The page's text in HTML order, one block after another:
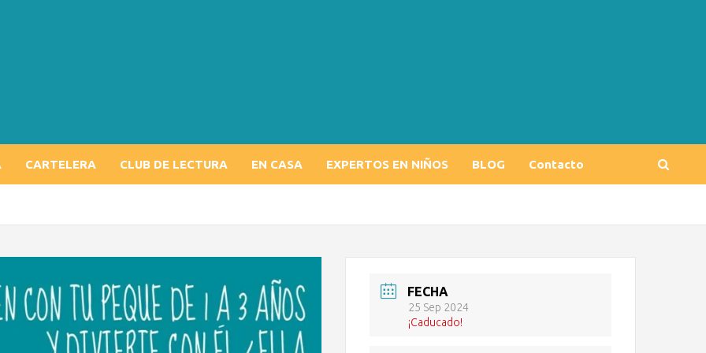
CARTELERA CLUB DE LECTURA EN CASA EXPERTOS EN NIÑOS BLOG Contacto
FECHA
25 Sep 2024
¡Caducado!